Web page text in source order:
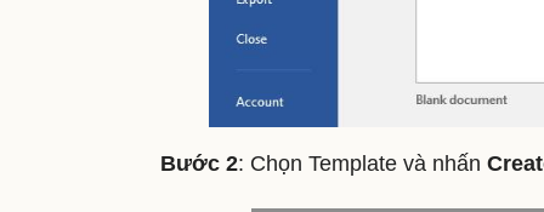
Bước 2: Chọn Template và nhấn